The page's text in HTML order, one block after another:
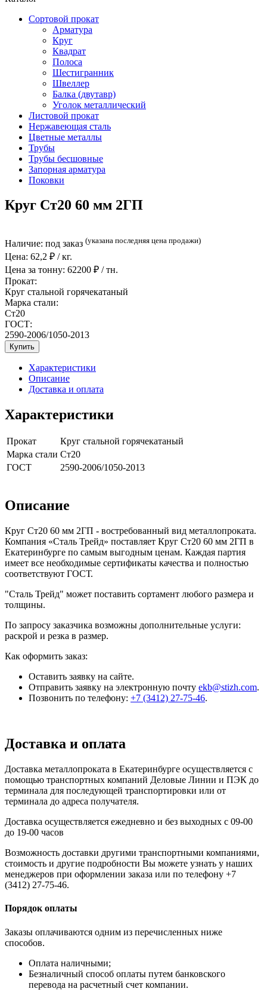
Сортовой прокат
Арматура
Круг
Квадрат
Полоса
Шестигранник
Швеллер
Балка (двутавр)
Уголок металлический
Листовой прокат
Нержавеющая сталь
Цветные металлы
Трубы
Трубы бесшовные
Запорная арматура
Поковки
Круг Ст20 60 мм 2ГП
Наличие: под заказ (указана последняя цена продажи)
Цена: 62,2 ₽ / кг.
Цена за тонну: 62200 ₽ / тн.
Прокат:
Круг стальной горячекатаный
Марка стали:
Ст20
ГОСТ:
2590-2006/1050-2013
Купить
Характеристики
Описание
Доставка и оплата
Характеристики
Прокат
Круг стальной горячекатаный
Марка стали Ст20
ГОСТ
2590-2006/1050-2013
Описание
Круг Ст20 60 мм 2ГП - востребованный вид металлопроката.
Компания «Сталь Трейд» поставляет Круг Ст20 60 мм 2ГП в
Екатеринбурге по самым выгодным ценам. Каждая партия
имеет все необходимые сертификаты качества и полностью
соответствуют ГОСТ.
"Сталь Трейд" может поставить сортамент любого размера и
толщины.
По запросу заказчика возможны дополнительные услуги:
раскрой и резка в размер.
Как оформить заказ:
Оставить заявку на сайте.
Отправить заявку на электронную почту ekb@stizh.com.
Позвонить по телефону: +7 (3412) 27-75-46.
Доставка и оплата
Доставка металлопроката в Екатеринбурге осуществляется с
помощью транспортных компаний Деловые Линии и ПЭК до
терминала для последующей транспортировки или от
терминала до адреса получателя.
Доставка осуществляется ежедневно и без выходных с 09-00
до 19-00 часов
Возможность доставки другими транспортными компаниями,
стоимость и другие подробности Вы можете узнать у наших
менеджеров при оформлении заказа или по телефону +7
(3412) 27-75-46.
Порядок оплаты
Заказы оплачиваются одним из перечисленных ниже
способов.
Оплата наличными;
Безналичный способ оплаты путем банковского
перевода на расчетный счет компании.